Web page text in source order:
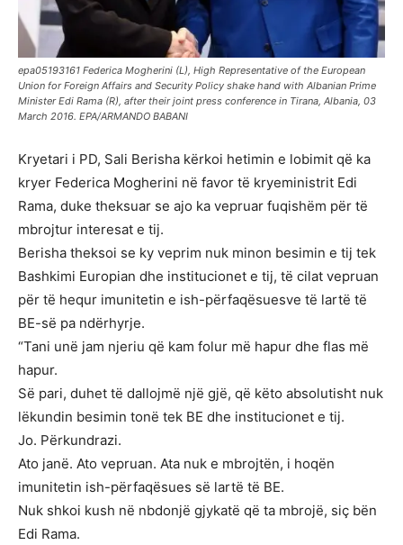
epa05193161 Federica Mogherini (L), High Representative of the European
Union for Foreign Affairs and Security Policy shake hand with Albanian Prime
Minister Edi Rama (R), after their joint press conference in Tirana, Albania, 03
March 2016. EPA/ARMANDO BABANI
Kryetari i PD, Sali Berisha kërkoi hetimin e lobimit që ka
kryer Federica Mogherini në favor të kryeministrit Edi
Rama, duke theksuar se ajo ka vepruar fuqishëm për të
mbrojtur interesat e tij.
Berisha theksoi se ky veprim nuk minon besimin e tij tek
Bashkimi Europian dhe institucionet e tij, të cilat vepruan
për të hequr imunitetin e ish-përfaqësuesve të lartë të
BE-së pa ndërhyrje.
“Tani unë jam njeriu që kam folur më hapur dhe flas më
hapur.
Së pari, duhet të dallojmë një gjë, që këto absolutisht nuk
lëkundin besimin tonë tek BE dhe institucionet e tij.
Jo. Përkundrazi.
Ato janë. Ato vepruan. Ata nuk e mbrojtën, i hoqën
imunitetin ish-përfaqësues së lartë të BE.
Nuk shkoi kush në nbdonjë gjykatë që ta mbrojë, siç bën
Edi Rama.